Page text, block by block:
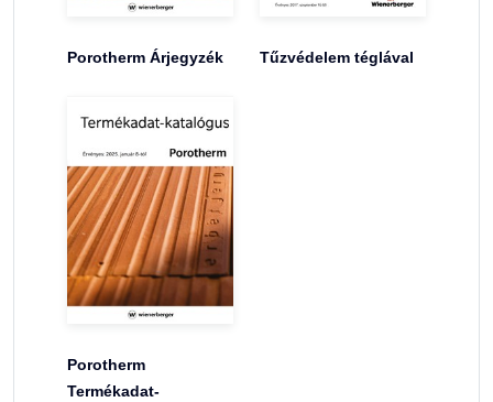
Porotherm Árjegyzék Tűzvédelem téglával
Porotherm
Termékadat-